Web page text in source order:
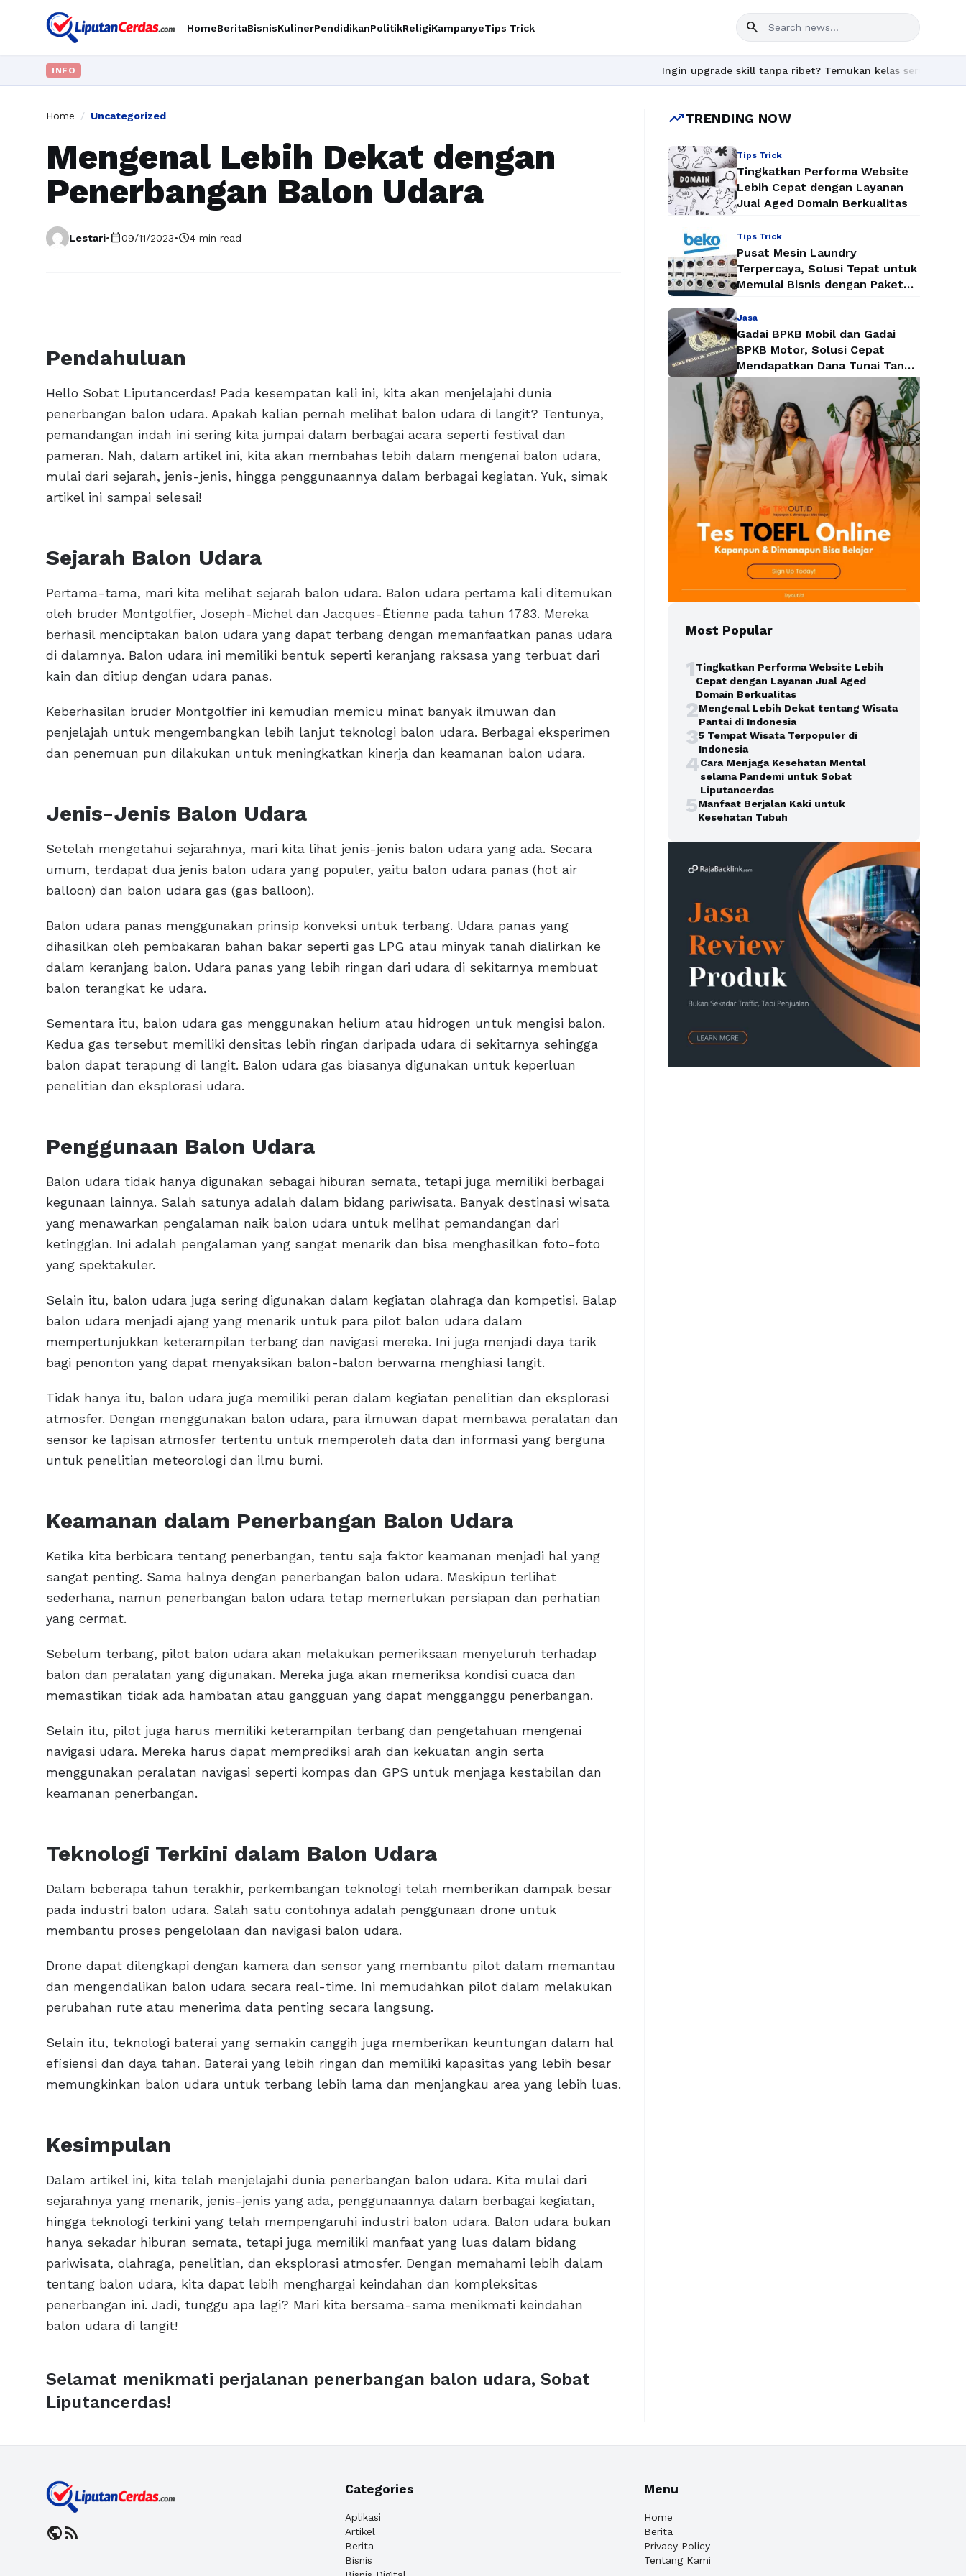
HomeBeritaBisnisKulinerPendidikanPolitikReligiKampanyeTips Trick search
INFO Ingin upgrade skill tanpa ribet? Temukan kelas seru dan materi
Home / Uncategorized
Mengenal Lebih Dekat dengan
Penerbangan Balon Udara
Lestari•calendar_today09/11/2023•schedule4 min read
Pendahuluan
Hello Sobat Liputancerdas! Pada kesempatan kali ini, kita akan menjelajahi dunia
penerbangan balon udara. Apakah kalian pernah melihat balon udara di langit? Tentunya,
pemandangan indah ini sering kita jumpai dalam berbagai acara seperti festival dan
pameran. Nah, dalam artikel ini, kita akan membahas lebih dalam mengenai balon udara,
mulai dari sejarah, jenis-jenis, hingga penggunaannya dalam berbagai kegiatan. Yuk, simak
artikel ini sampai selesai!
Sejarah Balon Udara
Pertama-tama, mari kita melihat sejarah balon udara. Balon udara pertama kali ditemukan
oleh bruder Montgolfier, Joseph-Michel dan Jacques-Étienne pada tahun 1783. Mereka
berhasil menciptakan balon udara yang dapat terbang dengan memanfaatkan panas udara
di dalamnya. Balon udara ini memiliki bentuk seperti keranjang raksasa yang terbuat dari
kain dan ditiup dengan udara panas.
Keberhasilan bruder Montgolfier ini kemudian memicu minat banyak ilmuwan dan
penjelajah untuk mengembangkan lebih lanjut teknologi balon udara. Berbagai eksperimen
dan penemuan pun dilakukan untuk meningkatkan kinerja dan keamanan balon udara.
Jenis-Jenis Balon Udara
Setelah mengetahui sejarahnya, mari kita lihat jenis-jenis balon udara yang ada. Secara
umum, terdapat dua jenis balon udara yang populer, yaitu balon udara panas (hot air
balloon) dan balon udara gas (gas balloon).
Balon udara panas menggunakan prinsip konveksi untuk terbang. Udara panas yang
dihasilkan oleh pembakaran bahan bakar seperti gas LPG atau minyak tanah dialirkan ke
dalam keranjang balon. Udara panas yang lebih ringan dari udara di sekitarnya membuat
balon terangkat ke udara.
Sementara itu, balon udara gas menggunakan helium atau hidrogen untuk mengisi balon.
Kedua gas tersebut memiliki densitas lebih ringan daripada udara di sekitarnya sehingga
balon dapat terapung di langit. Balon udara gas biasanya digunakan untuk keperluan
penelitian dan eksplorasi udara.
Penggunaan Balon Udara
Balon udara tidak hanya digunakan sebagai hiburan semata, tetapi juga memiliki berbagai
kegunaan lainnya. Salah satunya adalah dalam bidang pariwisata. Banyak destinasi wisata
yang menawarkan pengalaman naik balon udara untuk melihat pemandangan dari
ketinggian. Ini adalah pengalaman yang sangat menarik dan bisa menghasilkan foto-foto
yang spektakuler.
Selain itu, balon udara juga sering digunakan dalam kegiatan olahraga dan kompetisi. Balap
balon udara menjadi ajang yang menarik untuk para pilot balon udara dalam
mempertunjukkan keterampilan terbang dan navigasi mereka. Ini juga menjadi daya tarik
bagi penonton yang dapat menyaksikan balon-balon berwarna menghiasi langit.
Tidak hanya itu, balon udara juga memiliki peran dalam kegiatan penelitian dan eksplorasi
atmosfer. Dengan menggunakan balon udara, para ilmuwan dapat membawa peralatan dan
sensor ke lapisan atmosfer tertentu untuk memperoleh data dan informasi yang berguna
untuk penelitian meteorologi dan ilmu bumi.
Keamanan dalam Penerbangan Balon Udara
Ketika kita berbicara tentang penerbangan, tentu saja faktor keamanan menjadi hal yang
sangat penting. Sama halnya dengan penerbangan balon udara. Meskipun terlihat
sederhana, namun penerbangan balon udara tetap memerlukan persiapan dan perhatian
yang cermat.
Sebelum terbang, pilot balon udara akan melakukan pemeriksaan menyeluruh terhadap
balon dan peralatan yang digunakan. Mereka juga akan memeriksa kondisi cuaca dan
memastikan tidak ada hambatan atau gangguan yang dapat mengganggu penerbangan.
Selain itu, pilot juga harus memiliki keterampilan terbang dan pengetahuan mengenai
navigasi udara. Mereka harus dapat memprediksi arah dan kekuatan angin serta
menggunakan peralatan navigasi seperti kompas dan GPS untuk menjaga kestabilan dan
keamanan penerbangan.
Teknologi Terkini dalam Balon Udara
Dalam beberapa tahun terakhir, perkembangan teknologi telah memberikan dampak besar
pada industri balon udara. Salah satu contohnya adalah penggunaan drone untuk
membantu proses pengelolaan dan navigasi balon udara.
Drone dapat dilengkapi dengan kamera dan sensor yang membantu pilot dalam memantau
dan mengendalikan balon udara secara real-time. Ini memudahkan pilot dalam melakukan
perubahan rute atau menerima data penting secara langsung.
Selain itu, teknologi baterai yang semakin canggih juga memberikan keuntungan dalam hal
efisiensi dan daya tahan. Baterai yang lebih ringan dan memiliki kapasitas yang lebih besar
memungkinkan balon udara untuk terbang lebih lama dan menjangkau area yang lebih luas.
Kesimpulan
Dalam artikel ini, kita telah menjelajahi dunia penerbangan balon udara. Kita mulai dari
sejarahnya yang menarik, jenis-jenis yang ada, penggunaannya dalam berbagai kegiatan,
hingga teknologi terkini yang telah mempengaruhi industri balon udara. Balon udara bukan
hanya sekadar hiburan semata, tetapi juga memiliki manfaat yang luas dalam bidang
pariwisata, olahraga, penelitian, dan eksplorasi atmosfer. Dengan memahami lebih dalam
tentang balon udara, kita dapat lebih menghargai keindahan dan kompleksitas
penerbangan ini. Jadi, tunggu apa lagi? Mari kita bersama-sama menikmati keindahan
balon udara di langit!
Selamat menikmati perjalanan penerbangan balon udara, Sobat
Liputancerdas!
trending_upTRENDING NOW
Tips Trick
Tingkatkan Performa Website
Lebih Cepat dengan Layanan
Jual Aged Domain Berkualitas
Tips Trick
Pusat Mesin Laundry
Terpercaya, Solusi Tepat untuk
Memulai Bisnis dengan Paket
Jasa
Gadai BPKB Mobil dan Gadai
BPKB Motor, Solusi Cepat
Mendapatkan Dana Tunai Tanpa
Kehilangan Kendaraan
Most Popular
1Tingkatkan Performa Website Lebih
Cepat dengan Layanan Jual Aged
Domain Berkualitas
2Mengenal Lebih Dekat tentang Wisata
Pantai di Indonesia
35 Tempat Wisata Terpopuler di
Indonesia
4Cara Menjaga Kesehatan Mental
selama Pandemi untuk Sobat
Liputancerdas
5Manfaat Berjalan Kaki untuk
Kesehatan Tubuh
publicrss_feed
Categories
Aplikasi
Artikel
Berita
Bisnis
Menu
Home
Berita
Privacy Policy
Tentang Kami